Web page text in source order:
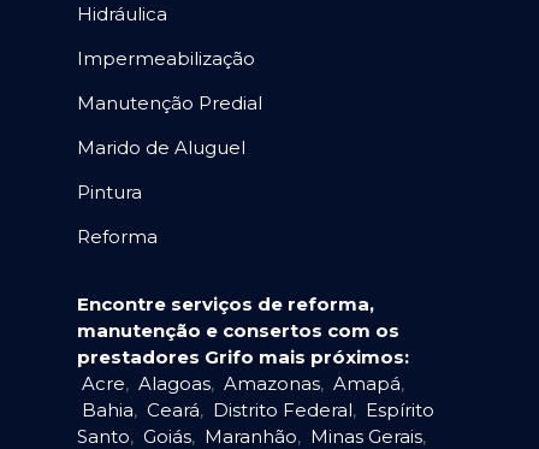
Hidráulica
Impermeabilização
Manutenção Predial
Marido de Aluguel
Pintura
Reforma
Encontre serviços de reforma,
manutenção e consertos com os
prestadores Grifo mais próximos:
Acre, Alagoas, Amazonas, Amapá,
Bahia, Ceará, Distrito Federal, Espírito
Santo, Goiás, Maranhão, Minas Gerais,